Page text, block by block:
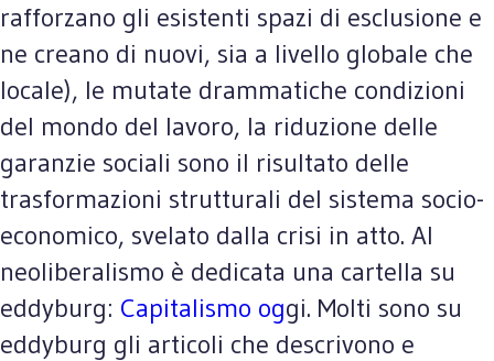
rafforzano gli esistenti spazi di esclusione e
ne creano di nuovi, sia a livello globale che
locale), le mutate drammatiche condizioni
del mondo del lavoro, la riduzione delle
garanzie sociali sono il risultato delle
trasformazioni strutturali del sistema socio-
economico, svelato dalla crisi in atto. Al
neoliberalismo è dedicata una cartella su
eddyburg: Capitalismo oggi. Molti sono su
eddyburg gli articoli che descrivono e